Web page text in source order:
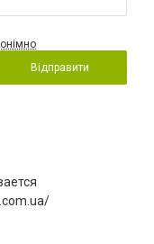
Відправити